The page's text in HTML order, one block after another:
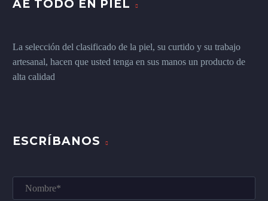
AE TODO EN PIEL
La selección del clasificado de la piel, su curtido y su trabajo
artesanal, hacen que usted tenga en sus manos un producto de
alta calidad
ESCRÍBANOS